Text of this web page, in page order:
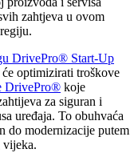
zahtjeva u ovom
DrivePro® Start-Up
optimizirati troškove
DrivePro® koje
za siguran i
uređaja. To obuhvaća
do modernizacije putem
vijeka.